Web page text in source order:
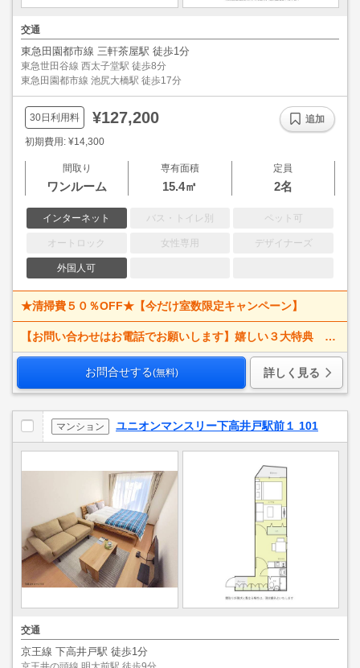
交通
東急田園都市線 三軒茶屋駅 徒歩1分
東急世田谷線 西太子堂駅 徒歩8分
東急田園都市線 池尻大橋駅 徒歩17分
30日利用料 ¥127,200
初期費用: ¥14,300
間取り
ワンルーム
専有面積
15.4㎡
定員
2名
インターネット バス・トイレ別 ペット可
オートロック 女性専用 デザイナーズ
外国人可
追加
★清掃費５０％OFF★【今だけ室数限定キャンペーン】
【お問い合わせはお電話でお願いします】嬉しい３大特典 賃料大幅値下げ！ 寝具一式＆ベッドメイキング無料＋α
お問合せする(無料) 詳しく見る
マンション ユニオンマンスリー下高井戸駅前１ 101
交通
京王線 下高井戸駅 徒歩1分